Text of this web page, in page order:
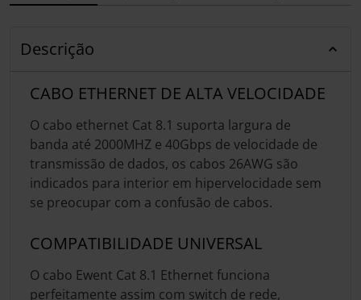
Descrição
CABO ETHERNET DE ALTA VELOCIDADE
O cabo ethernet Cat 8.1 suporta largura de
banda até 2000MHZ e 40Gbps de velocidade de
transmissão de dados, os cabos 26AWG são
indicados para interior em hipervelocidade sem
se preocupar com a confusão de cabos.
COMPATIBILIDADE UNIVERSAL
O cabo Ewent Cat 8.1 Ethernet funciona
perfeitamente assim com switch de rede,